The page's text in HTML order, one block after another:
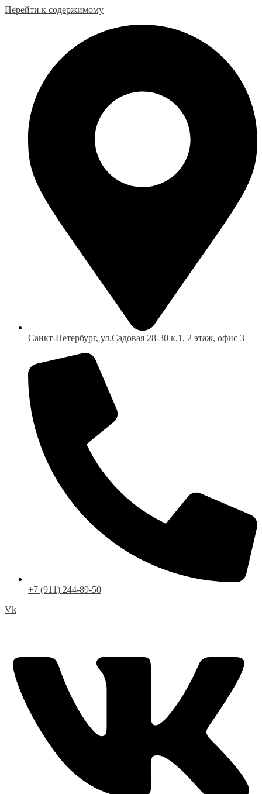
Перейти к содержимому
Санкт-Петербург, ул.Садовая 28-30 к.1, 2 этаж, офис 3
+7 (911) 244-89-50
Vk